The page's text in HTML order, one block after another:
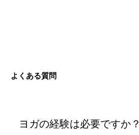
よくある質問
ヨガの経験は必要ですか？